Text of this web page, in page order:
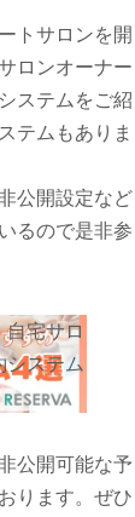
トサロンを開
ロンオーナー
ステムをご紹
テムもありま
公開設定など
るので是非参
自宅サロ
システム
公開可能な予
ります。ぜひ